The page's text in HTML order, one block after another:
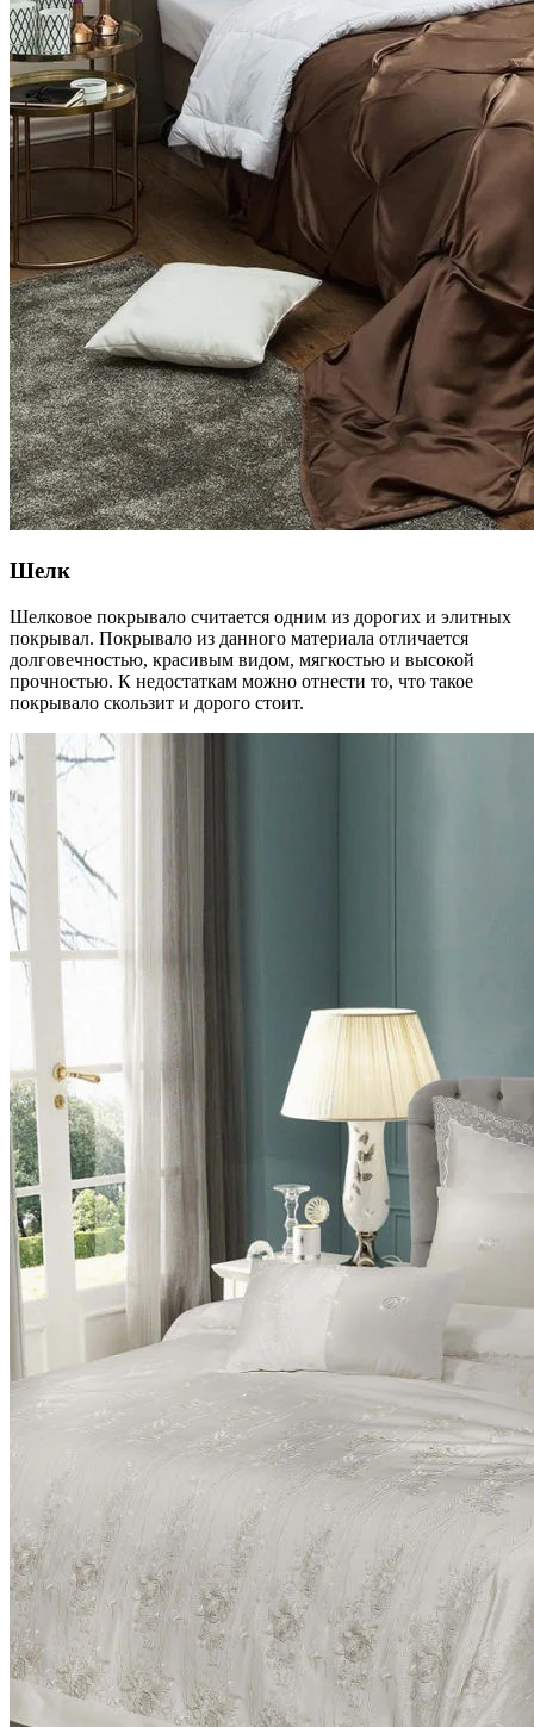
Шелк
Шелковое покрывало считается одним из дорогих и элитных
покрывал. Покрывало из данного материала отличается
долговечностью, красивым видом, мягкостью и высокой
прочностью. К недостаткам можно отнести то, что такое
покрывало скользит и дорого стоит.